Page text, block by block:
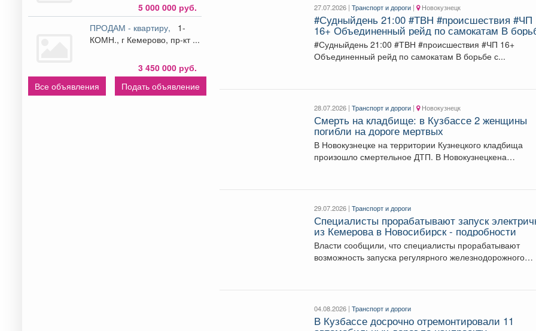
5 000 000 руб.
ПРОДАМ - квартиру,
1-
КОМН., г Кемерово, пр-кт ...
3 450 000 руб.
Все объявления
Подать объявление
27.07.2026 |Транспорт и дороги | Новокузнецк
#Судныйдень 21:00 #ТВН #происшествия #ЧП
16+ Объединенный рейд по самокатам В борьбе
с правонарушениями все средства хороши.
#Судныйдень 21:00 #ТВН #происшествия #ЧП 16+
Объединенный рейд по самокатам В борьбе с...
28.07.2026 |Транспорт и дороги | Новокузнецк
Смерть на кладбище: в Кузбассе 2 женщины
погибли на дороге мертвых
В Новокузнецке на территории Кузнецкого кладбища
произошло смертельное ДТП. В Новокузнецкена
29.07.2026 |Транспорт и дороги
Специалисты прорабатывают запуск
из Кемерова в Новосибирск - подробности
Власти сообщили, что специалисты прорабатывают
возможность запуска регулярного железнодорожного
04.08.2026 |Транспорт и дороги
В Кузбассе досрочно отремонтировали 11